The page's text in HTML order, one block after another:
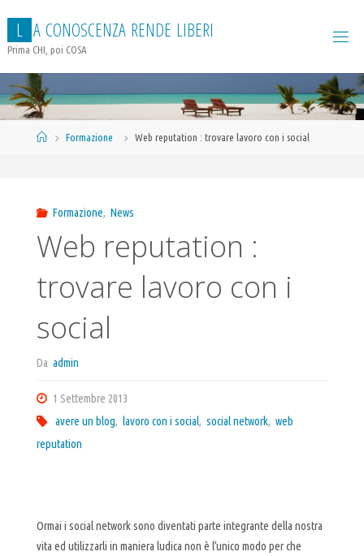
contenuto
L A CONOSCENZA RENDE LIBERI
Prima CHI, poi COSA
HomeFormazione Web reputation : trovare lavoro con i social
Formazione, News
Web reputation :
trovare lavoro con i
social
Da admin
1 Settembre 2013
avere un blog, lavoro con i social, social network, web
reputation
Ormai i social network sono diventati parte integrante della nostra
vita ed utilizzarli in maniera ludica non è l’unico modo per che